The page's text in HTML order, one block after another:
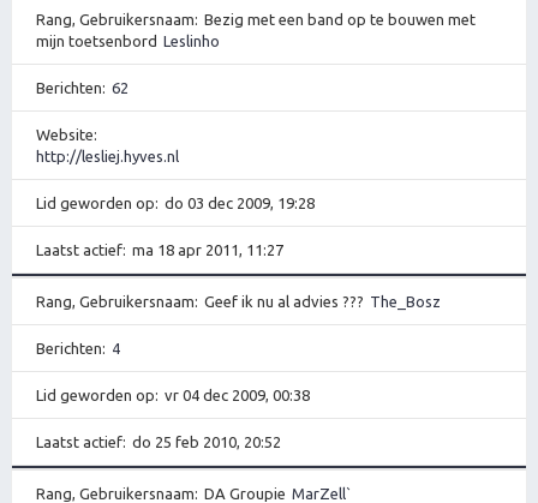
Rang, Gebruikersnaam
Bezig met een band op te bouwen met
mijn toetsenbord Leslinho
Berichten 62
Website
http://lesliej.hyves.nl
Lid geworden op do 03 dec 2009, 19:28
Laatst actief ma 18 apr 2011, 11:27
Rang, Gebruikersnaam Geef ik nu al advies ??? The_Bosz
Berichten 4
Lid geworden op vr 04 dec 2009, 00:38
Laatst actief do 25 feb 2010, 20:52
Rang, Gebruikersnaam DA Groupie MarZell`